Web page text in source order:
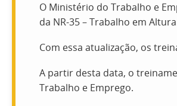
O Ministério do Trabalho e
da NR-35 – Trabalho em
Com essa atualização, os
A partir desta data, o
Trabalho e Emprego.